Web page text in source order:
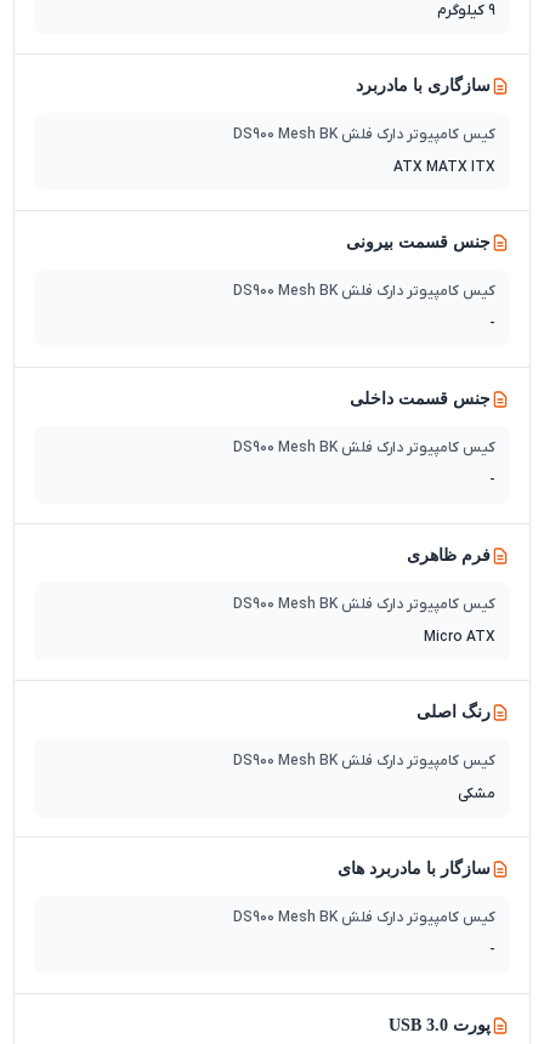
9 کیلوگرم
سازگاری با مادربرد
کیس کامپیوتر دارک فلش DS900 Mesh BK
ATX MATX ITX
جنس قسمت بیرونی
کیس کامپیوتر دارک فلش DS900 Mesh BK
-
جنس قسمت داخلی
کیس کامپیوتر دارک فلش DS900 Mesh BK
-
فرم ظاهری
کیس کامپیوتر دارک فلش DS900 Mesh BK
Micro ATX
رنگ اصلی
کیس کامپیوتر دارک فلش DS900 Mesh BK
مشکی
سازگار با مادربرد های
کیس کامپیوتر دارک فلش DS900 Mesh BK
-
پورت USB 3.0